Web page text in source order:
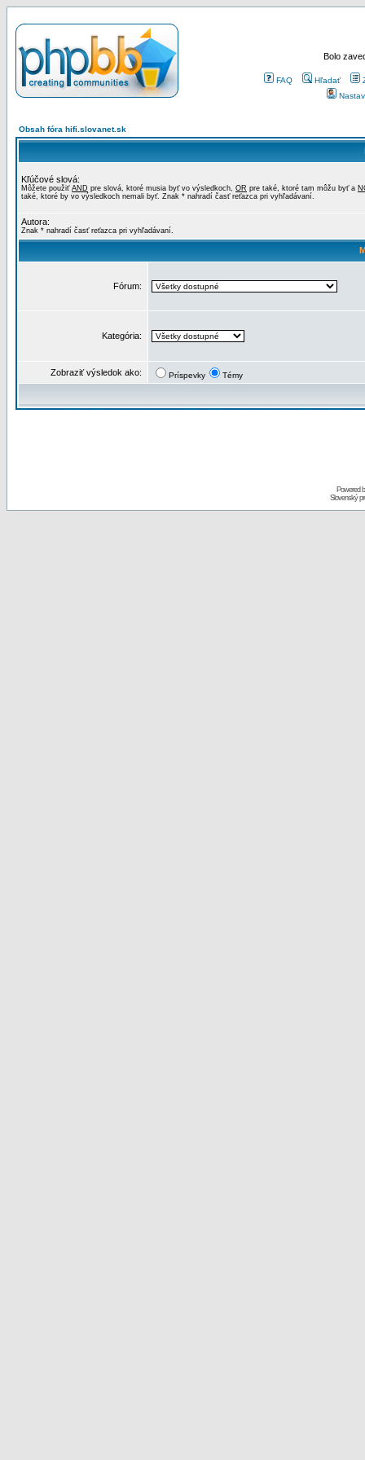
Bolo
FAQ Hľadať
Obsah fóra hifi.slovanet.sk
Kľúčové slová:
Môžete použiť AND pre slová, ktoré musia byť vo výsledkoch, OR pre také, ktoré tam môžu byť a
také, ktoré by vo výsledkoch nemali byť. Znak * nahradí časť reťazca pri vyhľadávaní.
Autora:
Znak * nahradí časť reťazca pri vyhľadávaní.
Fórum:
Kategória:
Zobraziť výsledok ako: Príspevky Témy
Powered
Slovenský